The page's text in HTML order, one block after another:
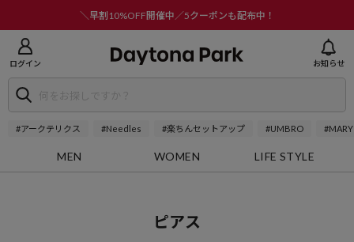
＼早割10%OFF開催中／5クーポンも配布中！
ログイン お知らせ
#アークテリクス #Needles #楽ちんセットアップ #UMBRO
MEN WOMEN LIFE STYLE
ピアス